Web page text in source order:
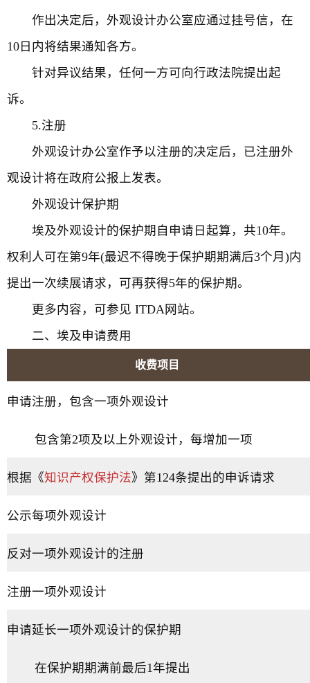
作出决定后，外观设计办公室应通过挂号信，在
10日内将结果通知各方。
针对异议结果，任何一方可向行政法院提出起
诉。
5.注册
外观设计办公室作予以注册的决定后，已注册外
观设计将在政府公报上发表。
外观设计保护期
埃及外观设计的保护期自申请日起算，共10年。
权利人可在第9年(最迟不得晚于保护期期满后3个月)内
提出一次续展请求，可再获得5年的保护期。
更多内容，可参见 ITDA网站。
二、埃及申请费用
收费项目
申请注册，包含一项外观设计
包含第2项及以上外观设计，每增加一项
根据《知识产权保护法》第124条提出的申诉请求
公示每项外观设计
反对一项外观设计的注册
注册一项外观设计
申请延长一项外观设计的保护期
在保护期期满前最后1年提出